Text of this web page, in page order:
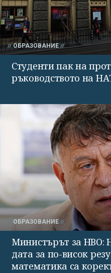
ОБРАЗОВАНИЕ
Студенти пак на
ръководството на
ОБРАЗОВАНИЕ
Министърът за НВО:
дата за по-висок
математика са